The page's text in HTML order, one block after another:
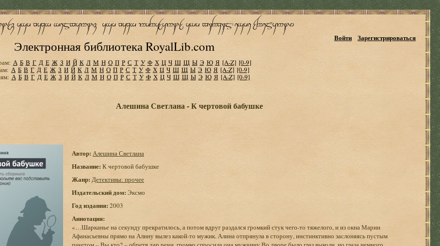
Электронная библиотека RoyalLib.com
Войти Зарегистрироваться
А Б В Г Д Е Ж З И Й К Л М Н О П Р С Т У Ф Х Ц Ч Ш Щ Ы Э Ю Я [A-Z] [0-9]
А Б В Г Д Е Ж З И Й К Л М Н О П Р С Т У Ф Х Ц Ч Ш Щ Ы Э Ю Я [A-Z] [0-9]
А Б В Г Д Е Ж З И Й К Л М Н О П Р С Т У Ф Х Ц Ч Ш Щ Ы Э Ю Я [A-Z] [0-9]
Алешина Светлана - К чертовой бабушке
Автор: Алешина Светлана
Название: К чертовой бабушке
Жанр: Детективы: прочее
Издательский дом: Эксмо
Год издания: 2003
Аннотация:
«…Шарканье на секунду прекратилось, а потом вдруг раздался громкий стук чего-то тяжелого, и из окна Марии
Афанасьевны прямо на Алину вылез какой-то мужик. Алина отпрянула в сторону, инстинктивно заслоняясь пустым